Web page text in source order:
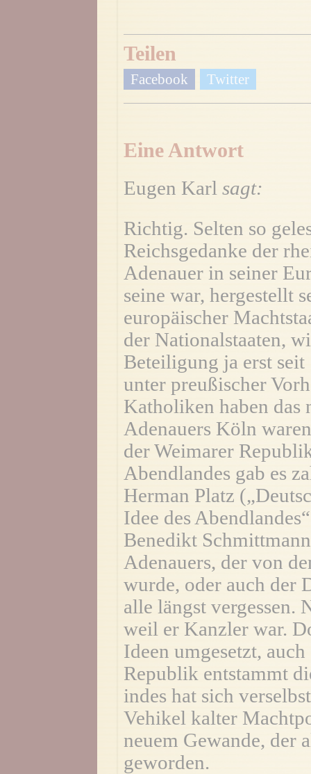
Teilen
Facebook Twitter
Eine Antwort
Eugen Karl sagt:
Richtig. Selten so
Reichsgedanke der
Adenauer in seiner
seine war, hergestellt
europäischer
der Nationalstaaten,
Beteiligung ja erst
unter preußischer
Katholiken haben das
Adenauers Köln
der Weimarer
Abendlandes gab es
Herman Platz
Idee des
Benedikt
Adenauers, der von
wurde, oder auch der
alle längst vergessen.
weil er Kanzler war.
Ideen umgesetzt,
Republik entstammt
indes hat sich
Vehikel kalter
neuem Gewande, der
geworden.